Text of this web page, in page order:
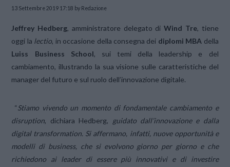
13 Settembre 2019 17:18 by Redazione
Jeffrey Hedberg, amministratore delegato diWind Tre, tiene
oggi la lectio, in occasione della consegna dei diplomi MBA della
Luiss Business School, sui temi della leadership e del
cambiamento, illustrando la sua visione sulle caratteristiche del
manager del futuro e sul ruolo dell’innovazione digitale.
“Stiamo vivendo un momento di fondamentale cambiamento e
disruption, dichiara Hedberg, guidato dall’innovazione e dalla
digital transformation. Si affermano, infatti, nuove opportunità e
modelli di business, che si evolvono giorno per giorno e che
richiedono ai leader di essere più innovativi e di investire